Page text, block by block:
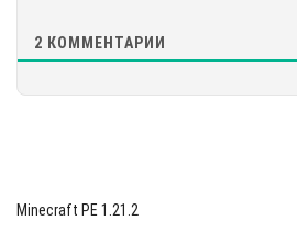
2 КОММЕНТАРИИ
Minecraft PE 1.21.2